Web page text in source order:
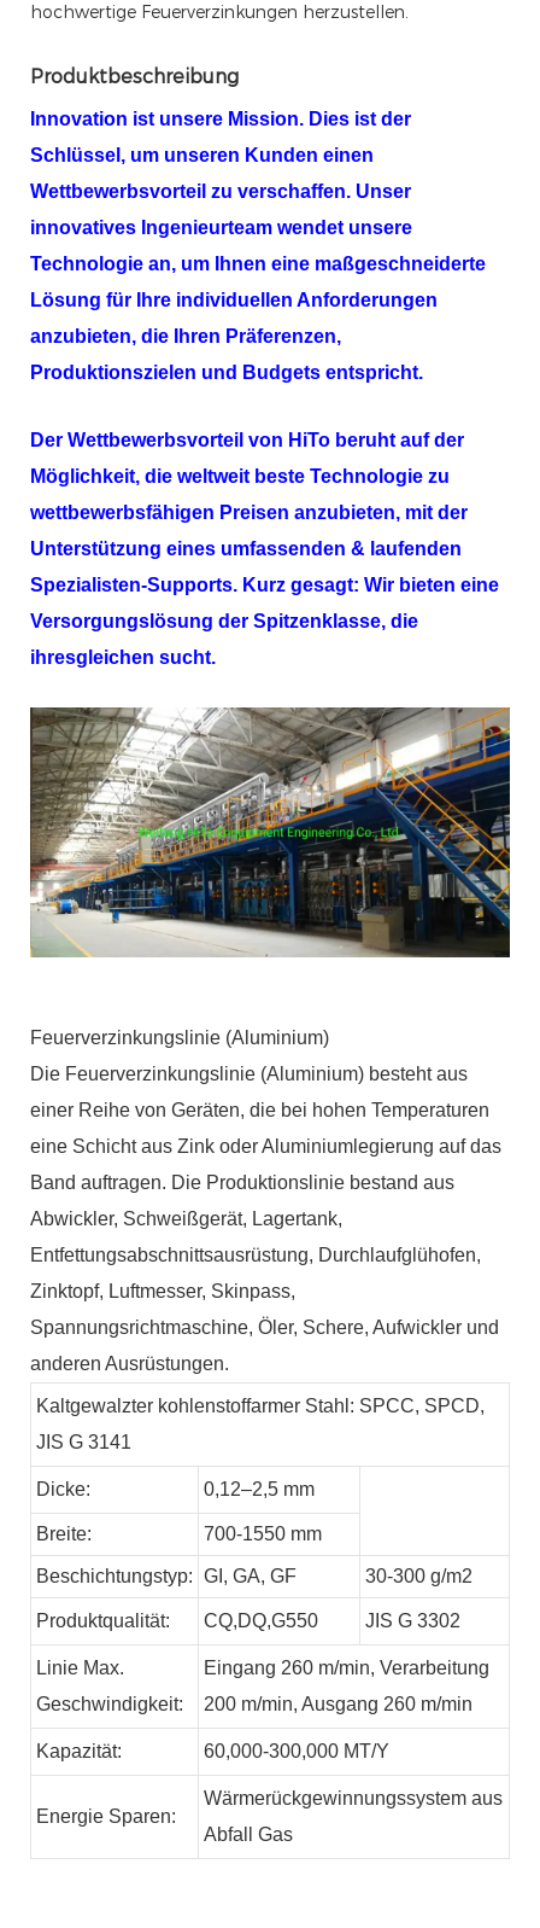
hochwertige Feuerverzinkungen herzustellen.
Produktbeschreibung
Innovation ist unsere Mission. Dies ist der
Schlüssel, um unseren Kunden einen
Wettbewerbsvorteil zu verschaffen. Unser
innovatives Ingenieurteam wendet unsere
Technologie an, um Ihnen eine maßgeschneiderte
Lösung für Ihre individuellen Anforderungen
anzubieten, die Ihren Präferenzen,
Produktionszielen und Budgets entspricht.
Der Wettbewerbsvorteil von HiTo beruht auf der
Möglichkeit, die weltweit beste Technologie zu
wettbewerbsfähigen Preisen anzubieten, mit der
Unterstützung eines umfassenden & laufenden
Spezialisten-Supports. Kurz gesagt: Wir bieten eine
Versorgungslösung der Spitzenklasse, die
ihresgleichen sucht.
Feuerverzinkungslinie (Aluminium)
Die Feuerverzinkungslinie (Aluminium) besteht aus
einer Reihe von Geräten, die bei hohen Temperaturen
eine Schicht aus Zink oder Aluminiumlegierung auf das
Band auftragen. Die Produktionslinie bestand aus
Abwickler, Schweißgerät, Lagertank,
Entfettungsabschnittsausrüstung, Durchlaufglühofen,
Zinktopf, Luftmesser, Skinpass,
Spannungsrichtmaschine, Öler, Schere, Aufwickler und
anderen Ausrüstungen.
Kaltgewalzter kohlenstoffarmer Stahl: SPCC, SPCD,
JIS G 3141
Dicke: 0,12–2,5 mm
Breite: 700-1550 mm
Beschichtungstyp: GI, GA, GF 30-300 g/m2
Produktqualität: CQ,DQ,G550 JIS G 3302
Linie Max.
Geschwindigkeit:
Eingang 260 m/min, Verarbeitung
200 m/min, Ausgang 260 m/min
Kapazität: 60,000-300,000 MT/Y
Energie Sparen:
Wärmerückgewinnungssystem aus
Abfall Gas